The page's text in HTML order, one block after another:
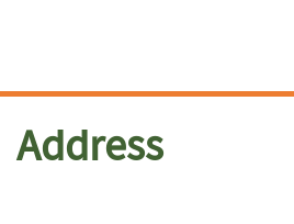
Address